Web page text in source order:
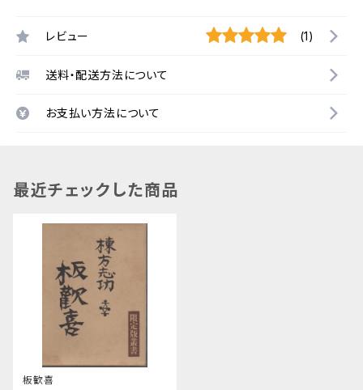
レビュー (1)
送料・配送方法について
お支払い方法について
最近チェックした商品
板歓喜